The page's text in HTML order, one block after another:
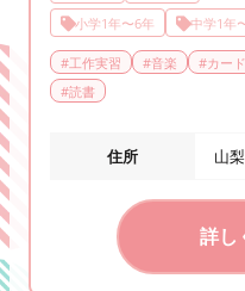
小学1年〜6年
中学1年
#工作実習 #音楽 #カー
#読書
住所 山
詳し